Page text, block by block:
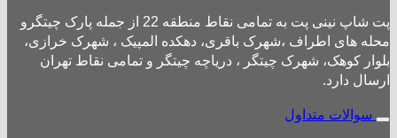
پت شاپ نینی پت به تمامی نقاط منطقه 22 از جمله پارک چیتگرو
محله های اطراف ،شهرک باقری، دهکده المپیک ، شهرک خرازی،
بلوار کوهک، شهرک چیتگر ، دریاچه چیتگر و تمامی نقاط تهران
ارسال دارد.
سوالات متداول